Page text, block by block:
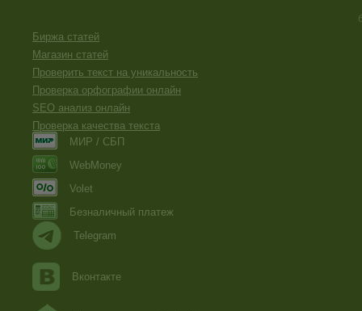
Биржа статей
Магазин статей
Проверить текст на уникальность
Проверка орфографии онлайн
SEO анализ онлайн
Проверка качества текста
МИР / СБП
WebMoney
Volet
Безналичный платеж
Telegram
Вконтакте